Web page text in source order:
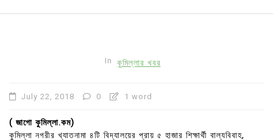
In কুমিল্লার খবর
July 22, 2018 0 1 word
( জাগো কুমিল্লা.কম)
কুমিল্লা নগরীর খ্যাতনামা ৪টি বিদ্যালয়ের প্রায় ৫ হাজার শিক্ষার্থী বাল্যবিবাহ,